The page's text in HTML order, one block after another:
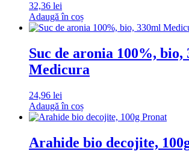
32,36 lei
Adaugă în coș
Suc de aronia 100%, bio,
Medicura
24,96 lei
Adaugă în coș
Arahide bio decojite,